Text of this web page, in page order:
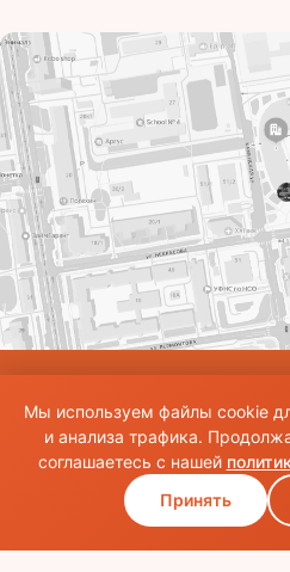
ссылки на источник. Все права на
авторам.Общие правила и публичная оферта
Мы используем файлы cookie
и анализа трафика.
соглашаетесь с нашей
Принять